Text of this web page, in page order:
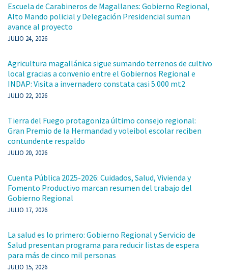
Escuela de Carabineros de Magallanes: Gobierno Regional,
Alto Mando policial y Delegación Presidencial suman
avance al proyecto
JULIO 24, 2026
Agricultura magallánica sigue sumando terrenos de cultivo
local gracias a convenio entre el Gobiernos Regional e
INDAP: Visita a invernadero constata casi 5.000 mt2
JULIO 22, 2026
Tierra del Fuego protagoniza último consejo regional:
Gran Premio de la Hermandad y voleibol escolar reciben
contundente respaldo
JULIO 20, 2026
Cuenta Pública 2025-2026: Cuidados, Salud, Vivienda y
Fomento Productivo marcan resumen del trabajo del
Gobierno Regional
JULIO 17, 2026
La salud es lo primero: Gobierno Regional y Servicio de
Salud presentan programa para reducir listas de espera
para más de cinco mil personas
JULIO 15, 2026